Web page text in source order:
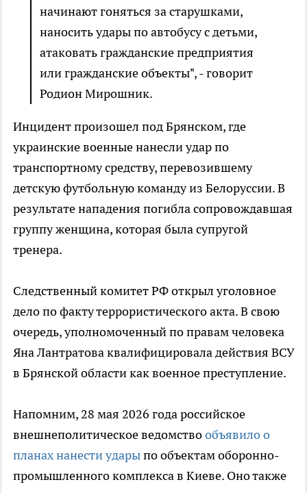
начинают гоняться за старушками,
наносить удары по автобусу с детьми,
атаковать гражданские предприятия
или гражданские объекты", - говорит
Родион Мирошник.
Инцидент произошел под Брянском, где
украинские военные нанесли удар по
транспортному средству, перевозившему
детскую футбольную команду из Белоруссии. В
результате нападения погибла сопровождавшая
группу женщина, которая была супругой
тренера.
Следственный комитет РФ открыл уголовное
дело по факту террористического акта. В свою
очередь, уполномоченный по правам человека
Яна Лантратова квалифицировала действия ВСУ
в Брянской области как военное преступление.
Напомним, 28 мая 2026 года российское
внешнеполитическое ведомствообъявило о
планах нанести ударыпо объектам оборонно-
промышленного комплекса в Киеве. Оно также